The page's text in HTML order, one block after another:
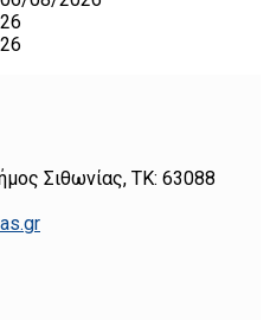
Σιθωνίας, ΤΚ: 63088